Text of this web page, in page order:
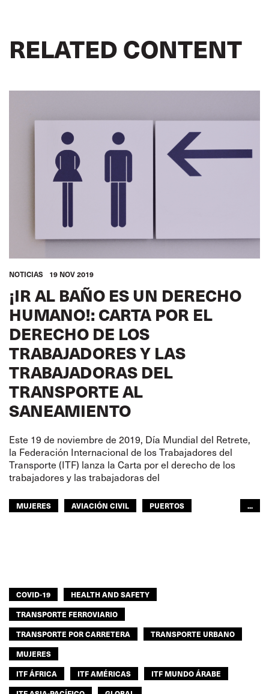
RELATED CONTENT
NOTICIAS 19 NOV 2019
¡IR AL BAÑO ES UN DERECHO
HUMANO!: CARTA POR EL
DERECHO DE LOS
TRABAJADORES Y LAS
TRABAJADORAS DEL
TRANSPORTE AL
SANEAMIENTO
Este 19 de noviembre de 2019, Día Mundial del Retrete,
la Federación Internacional de los Trabajadores del
Transporte (ITF) lanza la Carta por el derecho de los
trabajadores y las trabajadoras del
MUJERES AVIACIÓN CIVIL
PUERTOS
EUROPA
ITF ÁFRICA
ITF AMÉRICAS
ITF MUNDO ÁRABE
ITF ASIA-PACÍFICO
...
COVID-19
HEALTH AND SAFETY
TRANSPORTE FERROVIARIO
TRANSPORTE POR CARRETERA
TRANSPORTE URBANO
MUJERES
ITF ÁFRICA
ITF AMÉRICAS
ITF MUNDO ÁRABE